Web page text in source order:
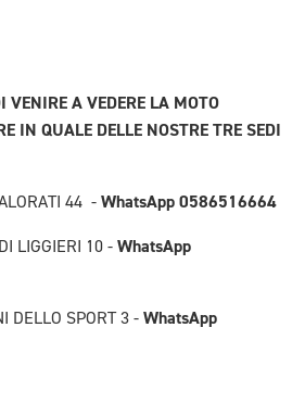
VENIRE A VEDERE LA MOTO
IN QUALE DELLE NOSTRE TRE SEDI
44 - WhatsApp 0586516664
LIGGIERI 10 - WhatsApp
DELLO SPORT 3 - WhatsApp